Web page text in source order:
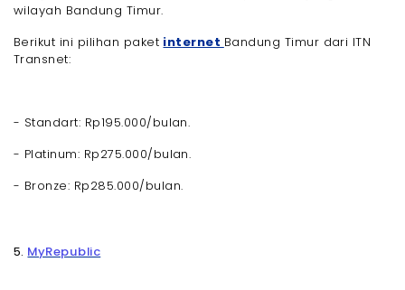
wilayah Bandung Timur.
Berikut ini pilihan paket internet Bandung Timur dari ITN
Transnet:
- Standart: Rp195.000/bulan.
- Platinum: Rp275.000/bulan.
- Bronze: Rp285.000/bulan.
5. MyRepublic